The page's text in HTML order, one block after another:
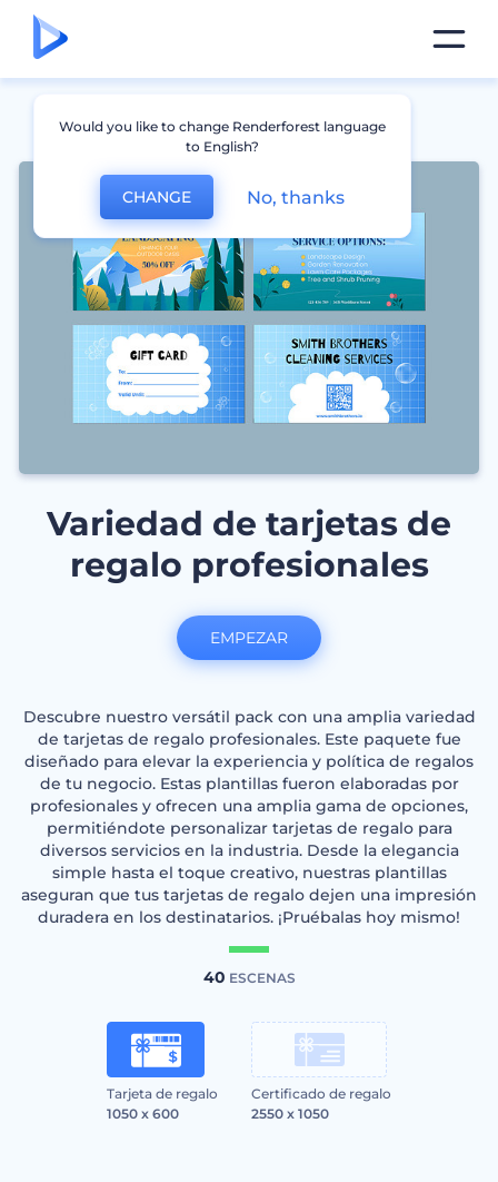
Variedad de tarjetas de
regalo profesionales
Descubre nuestro versátil pack con una amplia variedad
de tarjetas de regalo profesionales. Este paquete fue
diseñado para elevar la experiencia y política de regalos
de tu negocio. Estas plantillas fueron elaboradas por
profesionales y ofrecen una amplia gama de opciones,
permitiéndote personalizar tarjetas de regalo para
diversos servicios en la industria. Desde la elegancia
simple hasta el toque creativo, nuestras plantillas
aseguran que tus tarjetas de regalo dejen una impresión
duradera en los destinatarios. ¡Pruébalas hoy mismo!
40 ESCENAS
Tarjeta de regalo
1050 x 600
Certificado de regalo
2550 x 1050
EMPEZAR
Would you like to change Renderforest language
to English?
CHANGE No, thanks